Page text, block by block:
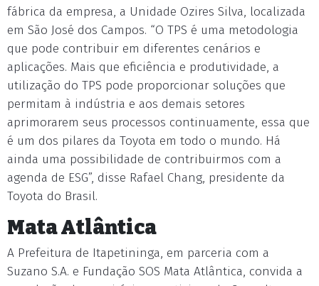
fábrica da empresa, a Unidade Ozires Silva, localizada
em São José dos Campos. “O TPS é uma metodologia
que pode contribuir em diferentes cenários e
aplicações. Mais que eficiência e produtividade, a
utilização do TPS pode proporcionar soluções que
permitam à indústria e aos demais setores
aprimorarem seus processos continuamente, essa que
é um dos pilares da Toyota em todo o mundo. Há
ainda uma possibilidade de contribuirmos com a
agenda de ESG”, disse Rafael Chang, presidente da
Toyota do Brasil.
Mata Atlântica
A Prefeitura de Itapetininga, em parceria com a
Suzano S.A. e Fundação SOS Mata Atlântica, convida a